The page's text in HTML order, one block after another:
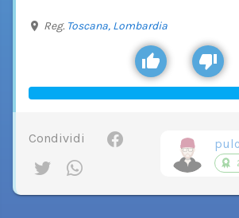
Reg. Toscana, Lombardia
Condividi